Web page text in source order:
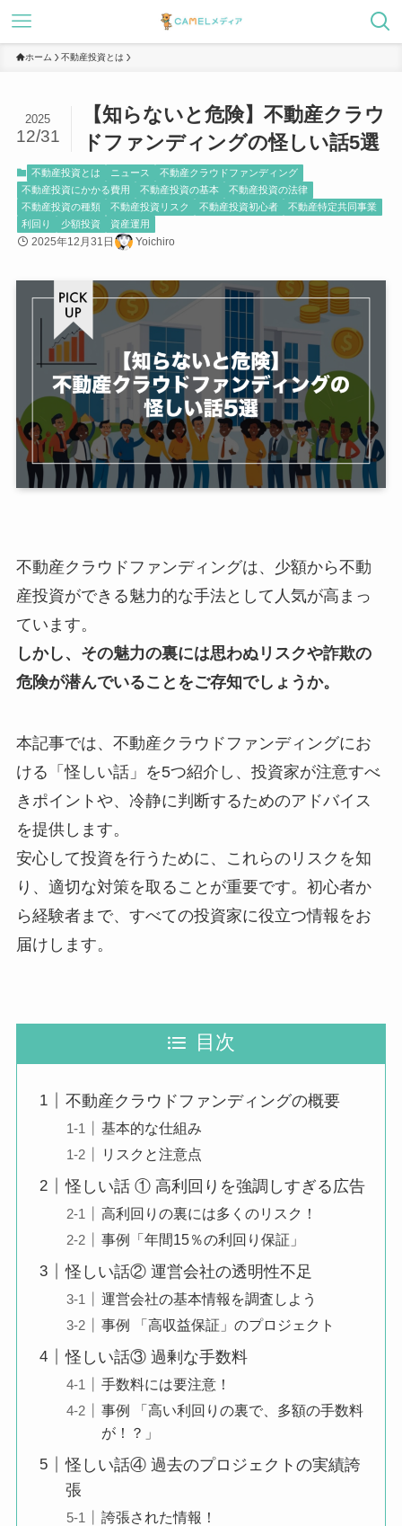
ホーム 不動産投資とは
【知らないと危険】不動産クラウ
ドファンディングの怪しい話5選
2025
12/31
不動産投資とは ニュース
不動産クラウドファンディング
不動産投資にかかる費用
不動産投資の基本
不動産投資の法律
不動産投資の種類
不動産投資リスク 不動産投資初心者
不動産特定共同事業
利回り
少額投資 資産運用
2025年12月31日 Yoichiro
不動産クラウドファンディングは、少額から不動
産投資ができる魅力的な手法として人気が高まっ
ています。
しかし、その魅力の裏には思わぬリスクや詐欺の
危険が潜んでいることをご存知でしょうか。
本記事では、不動産クラウドファンディングにお
ける「怪しい話」を5つ紹介し、投資家が注意すべ
きポイントや、冷静に判断するためのアドバイス
を提供します。
安心して投資を行うために、これらのリスクを知
り、適切な対策を取ることが重要です。初心者か
ら経験者まで、すべての投資家に役立つ情報をお
届けします。
目次
不動産クラウドファンディングの概要
基本的な仕組み
リスクと注意点
怪しい話 ① 高利回りを強調しすぎる広告
高利回りの裏には多くのリスク！
事例「年間15％の利回り保証」
怪しい話② 運営会社の透明性不足
運営会社の基本情報を調査しよう
事例 「高収益保証」のプロジェクト
怪しい話③ 過剰な手数料
手数料には要注意！
事例 「高い利回りの裏で、多額の手数料
が！？」
怪しい話④ 過去のプロジェクトの実績誇
張
誇張された情報！